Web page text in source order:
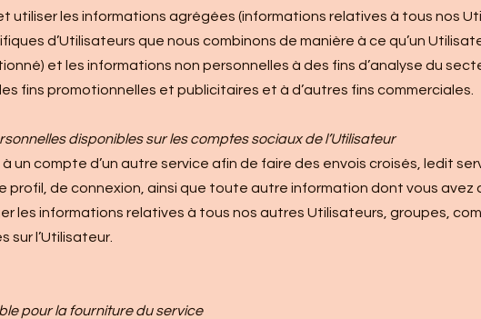
utiliser les informations agrégées (informations relatives à tous nos
d’Utilisateurs que nous combinons de manière à ce qu’un
et les informations non personnelles à des fins d’analyse du
fins promotionnelles et publicitaires et à d’autres fins commerciales.
disponibles sur les comptes sociaux de l’Utilisateur
un compte d’un autre service afin de faire des envois croisés, ledit
profil, de connexion, ainsi que toute autre information dont vous avez
les informations relatives à tous nos autres Utilisateurs, groupes,
sur l’Utilisateur.
pour la fourniture du service